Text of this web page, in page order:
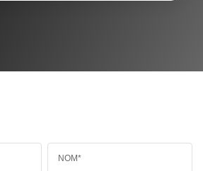
NOM*